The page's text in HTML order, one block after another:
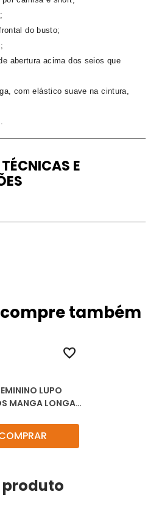
do busto;
abertura acima dos seios que
com elástico suave na cintura,
E
também
LUPO
MANGA LONGA